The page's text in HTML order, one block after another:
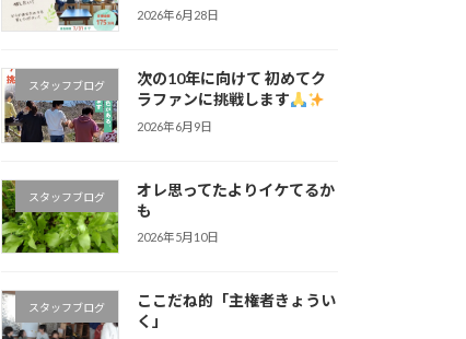
2026年6月28日
スタッフブログ
次の10年に向けて 初めてク
ラファンに挑戦します
2026年6月9日
スタッフブログ
オレ思ってたよりイケてるか
も
2026年5月10日
スタッフブログ
ここだね的「主権者きょうい
く」